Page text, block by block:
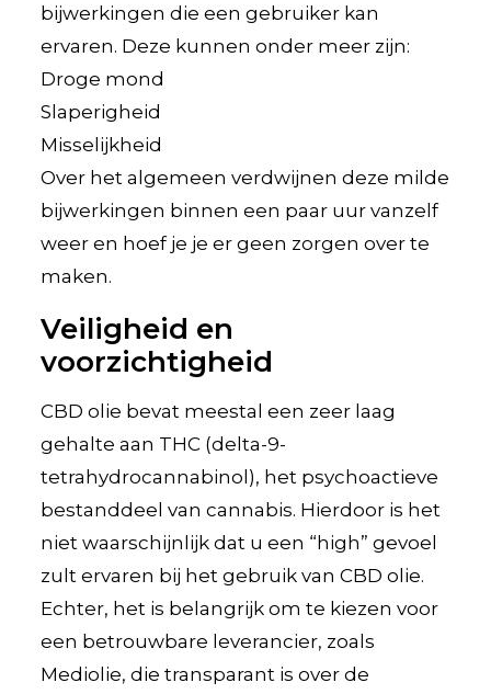
bijwerkingen die een gebruiker kan
ervaren. Deze kunnen onder meer zijn:
Droge mond
Slaperigheid
Misselijkheid
Over het algemeen verdwijnen deze milde
bijwerkingen binnen een paar uur vanzelf
weer en hoef je je er geen zorgen over te
maken.
Veiligheid en
voorzichtigheid
CBD olie bevat meestal een zeer laag
gehalte aan THC (delta-9-
tetrahydrocannabinol), het psychoactieve
bestanddeel van cannabis. Hierdoor is het
niet waarschijnlijk dat u een “high” gevoel
zult ervaren bij het gebruik van CBD olie.
Echter, het is belangrijk om te kiezen voor
een betrouwbare leverancier, zoals
Mediolie, die transparant is over de